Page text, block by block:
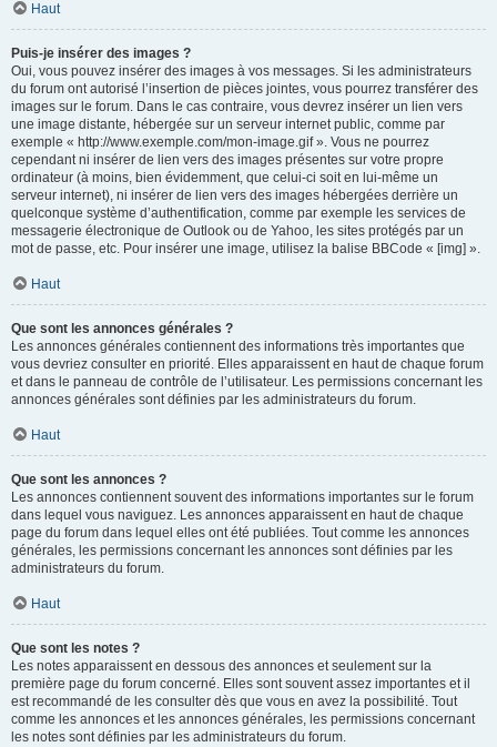
Haut
Puis-je insérer des images ?
Oui, vous pouvez insérer des images à vos messages. Si les administrateurs
du forum ont autorisé l’insertion de pièces jointes, vous pourrez transférer des
images sur le forum. Dans le cas contraire, vous devrez insérer un lien vers
une image distante, hébergée sur un serveur internet public, comme par
exemple « http://www.exemple.com/mon-image.gif ». Vous ne pourrez
cependant ni insérer de lien vers des images présentes sur votre propre
ordinateur (à moins, bien évidemment, que celui-ci soit en lui-même un
serveur internet), ni insérer de lien vers des images hébergées derrière un
quelconque système d’authentification, comme par exemple les services de
messagerie électronique de Outlook ou de Yahoo, les sites protégés par un
mot de passe, etc. Pour insérer une image, utilisez la balise BBCode « [img] ».
Haut
Que sont les annonces générales ?
Les annonces générales contiennent des informations très importantes que
vous devriez consulter en priorité. Elles apparaissent en haut de chaque forum
et dans le panneau de contrôle de l’utilisateur. Les permissions concernant les
annonces générales sont définies par les administrateurs du forum.
Haut
Que sont les annonces ?
Les annonces contiennent souvent des informations importantes sur le forum
dans lequel vous naviguez. Les annonces apparaissent en haut de chaque
page du forum dans lequel elles ont été publiées. Tout comme les annonces
générales, les permissions concernant les annonces sont définies par les
administrateurs du forum.
Haut
Que sont les notes ?
Les notes apparaissent en dessous des annonces et seulement sur la
première page du forum concerné. Elles sont souvent assez importantes et il
est recommandé de les consulter dès que vous en avez la possibilité. Tout
comme les annonces et les annonces générales, les permissions concernant
les notes sont définies par les administrateurs du forum.